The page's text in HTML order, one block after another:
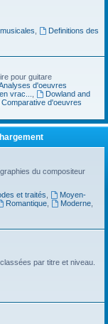
Definitions des
pour guitare
d'oeuvres
vrac...
Dowland and
Comparative d'oeuvres
du compositeur
et traités
Moyen-
Romantique Moderne
par titre et niveau.